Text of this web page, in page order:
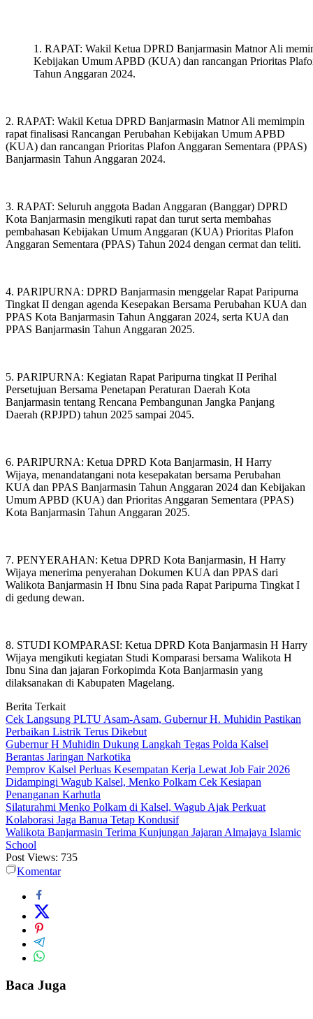
1. RAPAT: Wakil Ketua DPRD Banjarmasin Matnor Ali
Kebijakan Umum APBD (KUA) dan rancangan Prioritas
Tahun Anggaran 2024.
2. RAPAT: Wakil Ketua DPRD Banjarmasin Matnor Ali memimpin
rapat finalisasi Rancangan Perubahan Kebijakan Umum APBD
(KUA) dan rancangan Prioritas Plafon Anggaran Sementara (PPAS)
Banjarmasin Tahun Anggaran 2024.
3. RAPAT: Seluruh anggota Badan Anggaran (Banggar) DPRD
Kota Banjarmasin mengikuti rapat dan turut serta membahas
pembahasan Kebijakan Umum Anggaran (KUA) Prioritas Plafon
Anggaran Sementara (PPAS) Tahun 2024 dengan cermat dan teliti.
4. PARIPURNA: DPRD Banjarmasin menggelar Rapat Paripurna
Tingkat II dengan agenda Kesepakan Bersama Perubahan KUA dan
PPAS Kota Banjarmasin Tahun Anggaran 2024, serta KUA dan
PPAS Banjarmasin Tahun Anggaran 2025.
5. PARIPURNA: Kegiatan Rapat Paripurna tingkat II Perihal
Persetujuan Bersama Penetapan Peraturan Daerah Kota
Banjarmasin tentang Rencana Pembangunan Jangka Panjang
Daerah (RPJPD) tahun 2025 sampai 2045.
6. PARIPURNA: Ketua DPRD Kota Banjarmasin, H Harry
Wijaya, menandatangani nota kesepakatan bersama Perubahan
KUA dan PPAS Banjarmasin Tahun Anggaran 2024 dan Kebijakan
Umum APBD (KUA) dan Prioritas Anggaran Sementara (PPAS)
Kota Banjarmasin Tahun Anggaran 2025.
7. PENYERAHAN: Ketua DPRD Kota Banjarmasin, H Harry
Wijaya menerima penyerahan Dokumen KUA dan PPAS dari
Walikota Banjarmasin H Ibnu Sina pada Rapat Paripurna Tingkat I
di gedung dewan.
8. STUDI KOMPARASI: Ketua DPRD Kota Banjarmasin H Harry
Wijaya mengikuti kegiatan Studi Komparasi bersama Walikota H
Ibnu Sina dan jajaran Forkopimda Kota Banjarmasin yang
dilaksanakan di Kabupaten Magelang.
Berita Terkait
Cek Langsung PLTU Asam-Asam, Gubernur H. Muhidin Pastikan
Perbaikan Listrik Terus Dikebut
Gubernur H Muhidin Dukung Langkah Tegas Polda Kalsel
Berantas Jaringan Narkotika
Pemprov Kalsel Perluas Kesempatan Kerja Lewat Job Fair 2026
Didampingi Wagub Kalsel, Menko Polkam Cek Kesiapan
Penanganan Karhutla
Silaturahmi Menko Polkam di Kalsel, Wagub Ajak Perkuat
Kolaborasi Jaga Banua Tetap Kondusif
Walikota Banjarmasin Terima Kunjungan Jajaran Almajaya Islamic
School
Post Views: 735
Komentar
Baca Juga